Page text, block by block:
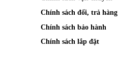
2 trong thực tế
6-0219590-2
Chính sách đổi, trả hàng
Chính sách bảo hành
Chính sách lắp đặt